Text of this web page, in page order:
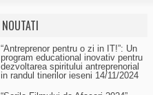
NOUTATI
“Antreprenor pentru o zi in IT!”: Un
program educational inovativ pentru
dezvoltarea spiritului antreprenorial
in randul tinerilor ieseni 14/11/2024